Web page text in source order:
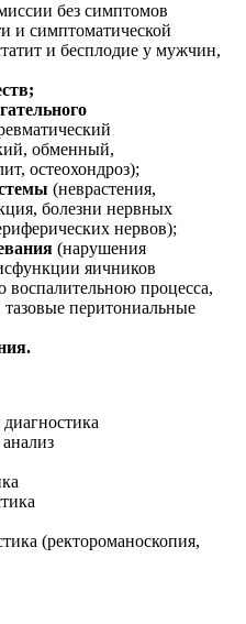
без симптомов
и симптоматической
и бесплодие у мужчин,
обменный,
остеохондроз);
(неврастения,
болезни нервных
нервов);
(нарушения
яичников
воспалительною процесса,
перитониальные
(ректороманоскопия,